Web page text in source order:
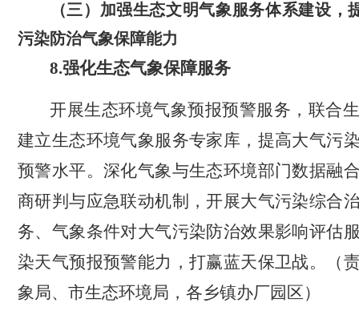
（三）加强生态文明气象服务体系建设，
污染防治气象保障能力
8.强化生态气象保障服务
开展生态环境气象预报预警服务，联合
建立生态环境气象服务专家库，提高大气污
预警水平。深化气象与生态环境部门数据融
商研判与应急联动机制，开展大气污染综合
务、气象条件对大气污染防治效果影响评估
染天气预报预警能力，打赢蓝天保卫战。（
象局、市生态环境局，各乡镇办厂园区）